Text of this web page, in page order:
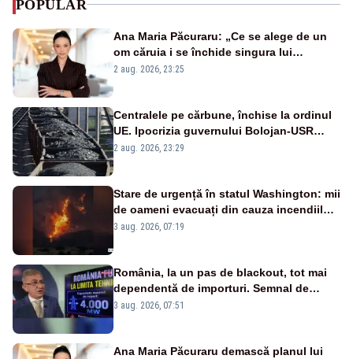
POPULAR
Ana Maria Păcuraru: „Ce se alege de un
om căruia i se închide singura lui
portiță?”
2 aug. 2026, 23:25
Centralele pe cărbune, închise la ordinul
UE. Ipocrizia guvernului Bolojan-USR
după starea de alertă
2 aug. 2026, 23:29
Stare de urgență în statul Washington: mii
de oameni evacuați din cauza incendiilor
puternice de vegetație
3 aug. 2026, 07:19
România, la un pas de blackout, tot mai
dependentă de importuri. Semnal de
alarmă tras de un expert în energie
3 aug. 2026, 07:51
Ana Maria Păcuraru demască planul lui